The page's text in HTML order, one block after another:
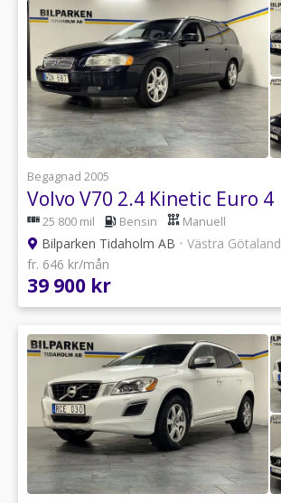
Begagnad 2005
Volvo V70 2.4 Kinetic Euro 4
25 800 mil Bensin Manuell
Bilparken Tidaholm AB • Västra Götaland
fr. 646 kr/mån
39 900 kr